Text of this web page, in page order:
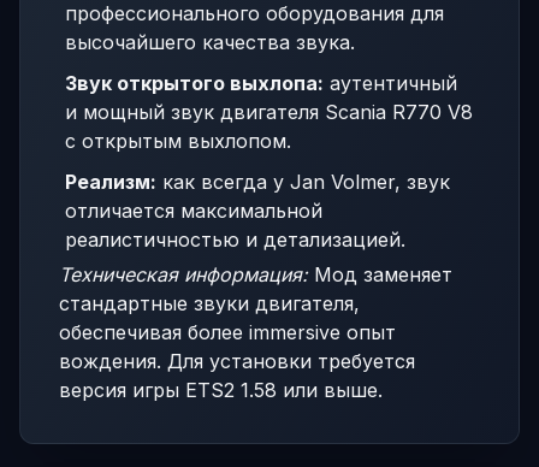
профессионального оборудования для
высочайшего качества звука.
Звук открытого выхлопа: аутентичный
и мощный звук двигателя Scania R770 V8
с открытым выхлопом.
Реализм: как всегда у Jan Volmer, звук
отличается максимальной
реалистичностью и детализацией.
Техническая информация:Мод заменяет
стандартные звуки двигателя,
обеспечивая более immersive опыт
вождения. Для установки требуется
версия игры ETS2 1.58 или выше.